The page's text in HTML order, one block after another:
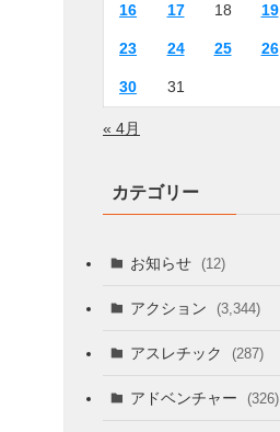
16 17 18 19
23 24 25 26
30 31
« 4月
カテゴリー
お知らせ (12)
アクション (3,344)
アスレチック (287)
アドベンチャー (326)